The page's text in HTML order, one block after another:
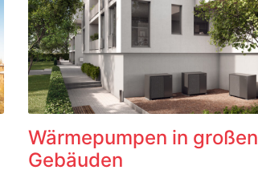
Wärmepumpen in großen
Gebäuden